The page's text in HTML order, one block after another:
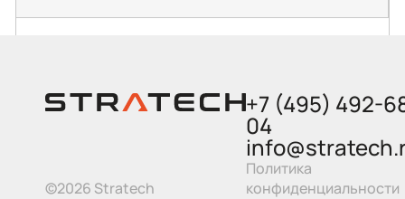
©2026 Stratech
+7 (495) 492-
04
Политика
конфиденциальности